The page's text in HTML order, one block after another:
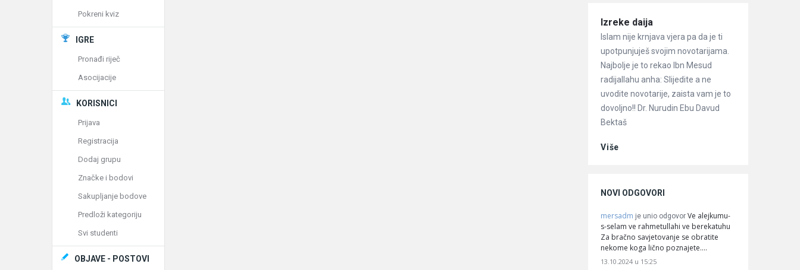
Članci
Izreke daija
Islam nije krnjava vjera pa da je ti
upotpunjuješ svojim novotarijama.
Najbolje je to rekao Ibn Mesud
radijallahu anha: Slijedite a ne
uvodite novotarije, zaista vam je to
dovoljno!! Dr. Nurudin Ebu Davud
Bektaš
Više
NOVI ODGOVORI
mersadm je unio odgovor Ve alejkumu-
s-selam ve rahmetullahi ve berekatuhu
Za bračno savjetovanje se obratite
nekome koga lično poznajete.…
13.10.2024 u 15:25
Pokreni kviz
IGRE
Pronađi riječ
Asocijacije
KORISNICI
Prijava
Registracija
Dodaj grupu
Značke i bodovi
Sakupljanje bodove
Predloži kategoriju
Svi studenti
OBJAVE - POSTOVI